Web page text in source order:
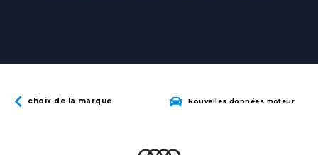
choix de la marque Nouvelles données moteur